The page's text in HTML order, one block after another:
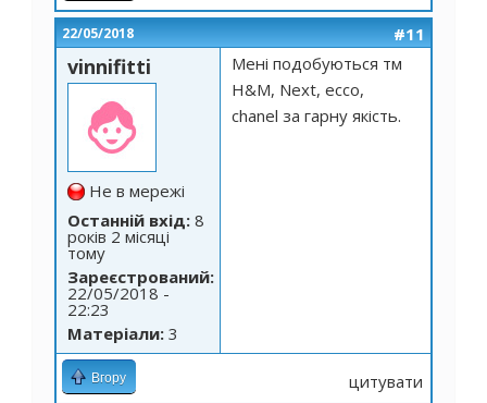
22/05/2018 #11
vinnifitti
Не в мережі
Останній вхід: 8
років 2 місяці
тому
Зареєстрований:
22/05/2018 -
22:23
Матеріали: 3
Мені подобуються тм
H&M, Next, ecco,
chanel за гарну якість.
Вгору цитувати